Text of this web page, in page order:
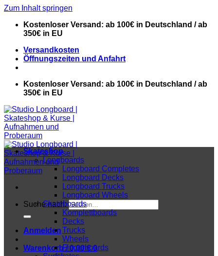
Zum Inhalt springen
Kostenloser Versand: ab 100€ in Deutschland / ab
350€ in EU
Versandkosten
Öffnungszeiten und Anfahrt
Kostenloser Versand: ab 100€ in Deutschland / ab
350€ in EU
Suche nach:
Anmelden
Warenkorb /0,00€ 0
Skateshop
Longboards
Longboard Completes
Longboard Decks
Longboard Trucks
Longboard Wheels
Skateboards
Komplettboards
Decks
Trucks
Wheels
Fingerboards